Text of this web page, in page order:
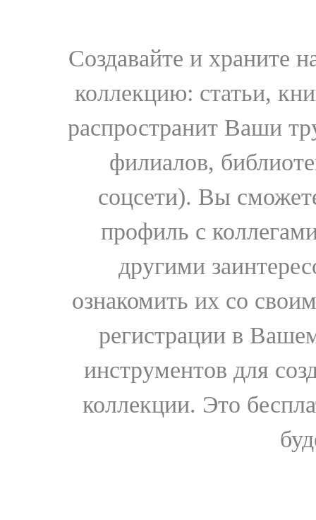
Создавайте и храните
коллекцию: статьи,
распространит Ваши
филиалов,
соцсети). Вы
профиль с
другими
ознакомить их со
регистрации в
инструментов для
коллекции. Это